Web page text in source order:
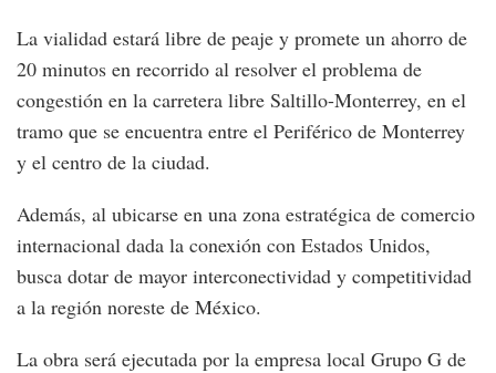
La vialidad estará libre de peaje y promete un ahorro de
20 minutos en recorrido al resolver el problema de
congestión en la carretera libre Saltillo-Monterrey, en el
tramo que se encuentra entre el Periférico de Monterrey
y el centro de la ciudad.
Además, al ubicarse en una zona estratégica de comercio
internacional dada la conexión con Estados Unidos,
busca dotar de mayor interconectividad y competitividad
a la región noreste de México.
La obra será ejecutada por la empresa local Grupo G de